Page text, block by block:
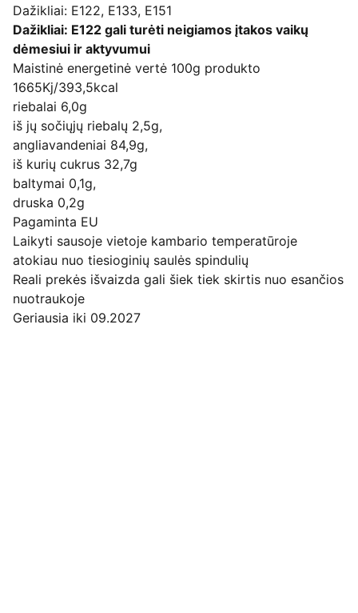
Dažikliai: E122, E133, E151
Dažikliai: E122 gali turėti neigiamos įtakos vaikų
dėmesiui ir aktyvumui
Maistinė energetinė vertė 100g produkto
1665Kj/393,5kcal
riebalai 6,0g
iš jų sočiųjų riebalų 2,5g,
angliavandeniai 84,9g,
iš kurių cukrus 32,7g
baltymai 0,1g,
druska 0,2g
Pagaminta EU
Laikyti sausoje vietoje kambario temperatūroje
atokiau nuo tiesioginių saulės spindulių
Reali prekės išvaizda gali šiek tiek skirtis nuo esančios
nuotraukoje
Geriausia iki 09.2027